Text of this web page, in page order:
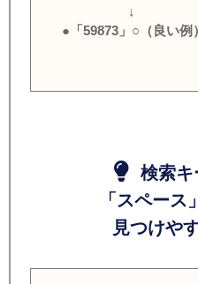
↓
●「59873」○（良い例）
検索キ
「スペース
見つけやす